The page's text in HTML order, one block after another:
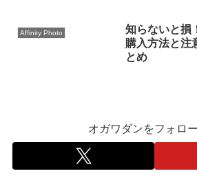
Affinity Photo
知らないと
購入方法と注
とめ
オガワダンをフォロ